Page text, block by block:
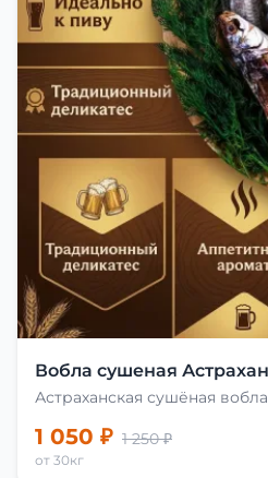
Вобла сушеная
Астраханская сушёная
1 050 ₽ 1 250 ₽
от 30кг